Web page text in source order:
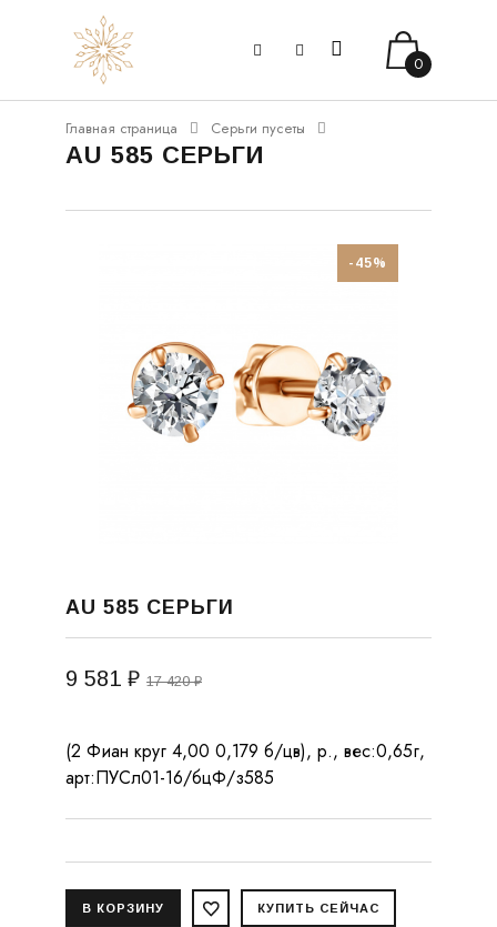
0
Главная страница Серьги пусеты
AU 585 СЕРЬГИ
-45%
AU 585 СЕРЬГИ
9 581 ₽ 17 420 ₽
(2 Фиан круг 4,00 0,179 б/цв), р., вес:0,65г,
арт:ПУСл01-16/бцФ/з585